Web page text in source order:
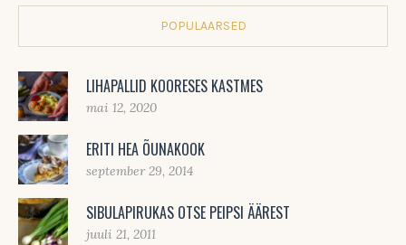
POPULAARSED
LIHAPALLID KOORESES KASTMES
mai 12, 2020
ERITI HEA ÕUNAKOOK
september 29, 2014
SIBULAPIRUKAS OTSE PEIPSI ÄÄREST
juuli 21, 2011